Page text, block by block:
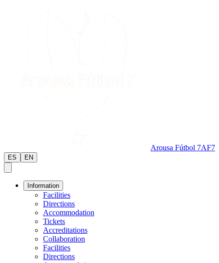
Arousa Fútbol 7AF7
ES EN
Information
Facilities
Directions
Accommodation
Tickets
Accreditations
Collaboration
Facilities
Directions